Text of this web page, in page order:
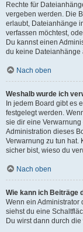
Rechte für
vergeben werden. Die
erlaubt, Dateianhänge
verfassen möchtest,
Du kannst einen
du keine Dateianhänge
Nach oben
Weshalb wurde ich
In jedem Board gibt es
festgelegt werden.
sie dir eine
Administration dieses
Verwarnung zu tun hat.
sicher bist, wieso du
Nach oben
Wie kann ich Beiträge
Wenn ein
siehst du eine
Du wirst dann durch